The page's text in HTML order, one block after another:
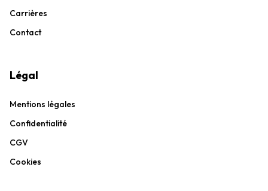
Carrières
Contact
Légal
Mentions légales
Confidentialité
CGV
Cookies